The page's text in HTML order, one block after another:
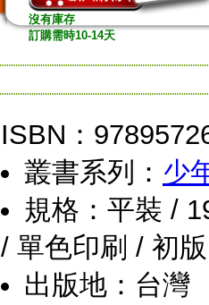
沒有庫存
訂購需時10-14天
ISBN：
叢書系列： 少
規格：平裝 /
/ 單色印刷 / 初版
出版地：台灣